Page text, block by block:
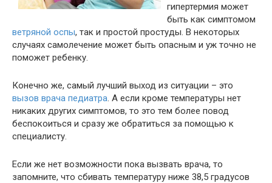
гипертермия может
быть как симптомом
ветряной оспы, так и простой простуды. В некоторых
случаях самолечение может быть опасным и уж точно не
поможет ребенку.
Конечно же, самый лучший выход из ситуации – это
вызов врача педиатра. А если кроме температуры нет
никаких других симптомов, то это тем более повод
беспокоиться и сразу же обратиться за помощью к
специалисту.
Если же нет возможности пока вызвать врача, то
запомните, что сбивать температуру ниже 38,5 градусов